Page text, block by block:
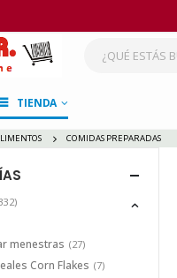
TIENDA
COMIDAS PREPARADAS
menestras (27)
Corn Flakes (7)